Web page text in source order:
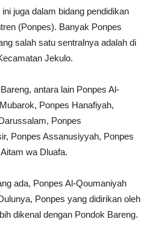
juga dalam bidang pendidikan
(Ponpes). Banyak Ponpes
salah satu sentralnya adalah di
Jekulo.
antara lain Ponpes Al-
Ponpes Hanafiyah,
Ponpes
Ponpes Assanusiyyah, Ponpes
wa Dluafa.
ada, Ponpes Al-Qoumaniyah
Ponpes yang didirikan oleh
dikenal dengan Pondok Bareng.